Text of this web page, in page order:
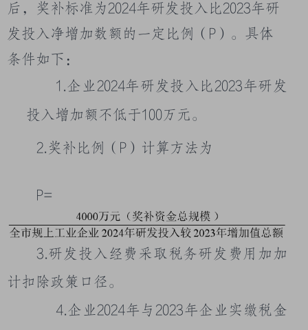
后，奖补标准为2024年研发投入比2023年研
发投入净增加数额的一定比例（ P ）。具体
条件如下：
1.企业2024年研发投入比2023年研发
投入增加额不低于100万元。
2. 奖补比例（ P）计算方法为
P=
3.研发投入经费采取税务研发费用加加
计扣除政策口径。
4.企业2024年与 2023年企业实缴税金